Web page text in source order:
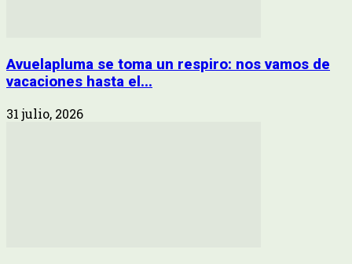
Avuelapluma se toma un respiro: nos vamos de
vacaciones hasta el...
31 julio, 2026